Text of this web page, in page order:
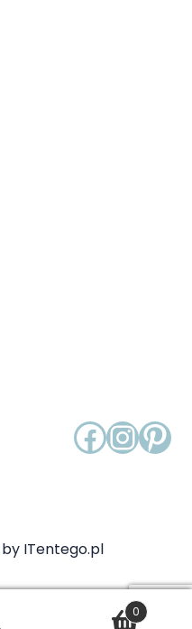
ITentego.pl
0